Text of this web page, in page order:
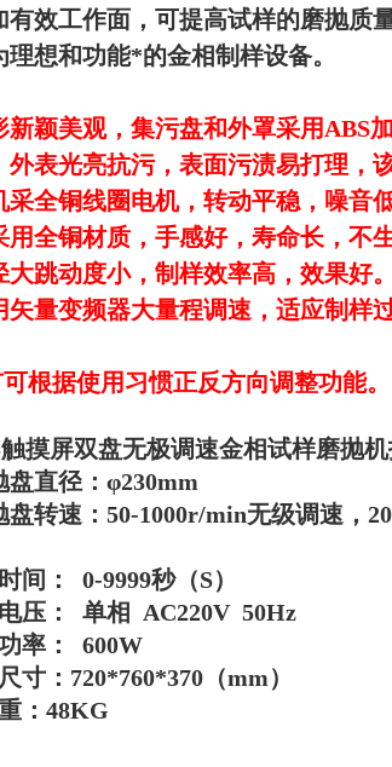
有效工作面，可提高试样的磨抛质
理想和功能*的金相制样设备。
新颖美观，集污盘和外罩采用ABS
外表光亮抗污，表面污渍易打理，
采全铜线圈电机， 转动平稳，噪音
用全铜材质，手感好，寿命长，不生
大跳动度小，制样效率高，效果好。
矢量变频器大量程调速，适应制样
根据使用习惯正反方向调整功能。
摸屏双盘无极调速金相试样磨抛机
盘直径： φ230mm
盘转速：50-1000r/min无级调速，
间：
0-9999秒（S）
压： 单相
AC220V 50Hz
率： 600W
寸： 720*760*370（mm）
： 48KG